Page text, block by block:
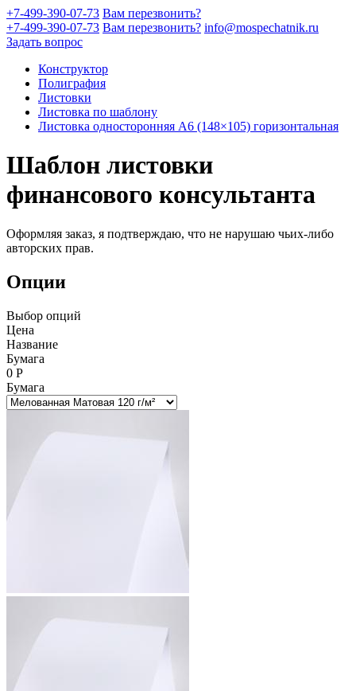
+7-499-390-07-73 Вам перезвонить?
+7-499-390-07-73 Вам перезвонить? info@mospechatnik.ru
Задать вопрос
Конструктор
Полиграфия
Листовки
Листовка по шаблону
Листовка односторонняя A6 (148×105) горизонтальная
Шаблон листовки
финансового консультанта
Оформляя заказ, я подтверждаю, что не нарушаю чьих-либо
авторских прав.
Опции
Выбор опций
Цена
Название
Бумага
0 Р
Бумага